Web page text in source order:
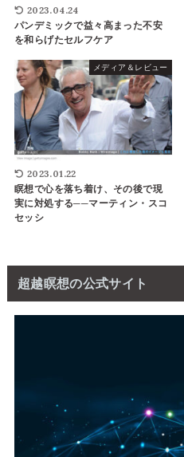
2023.04.24
パンデミックで益々高まった不安
を和らげたセルフケア
メディア＆レビュー
2023.01.22
瞑想で心を落ち着け、その後で現
実に対処する──マーティン・スコ
セッシ
超越瞑想の公式サイト